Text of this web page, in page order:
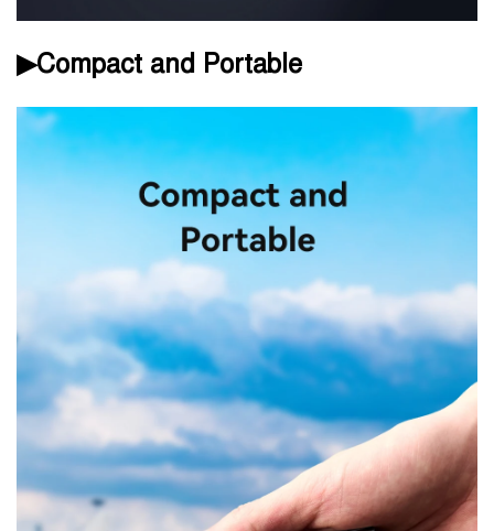
▶Compact and Portable